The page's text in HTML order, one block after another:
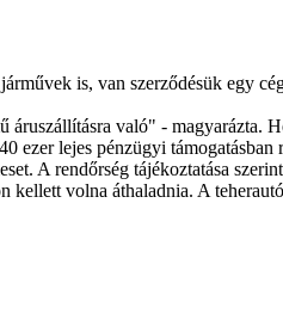
is, van szerződésük egy
való" - magyarázta.
ezer lejes pénzügyi támogatásban
A rendőrség tájékoztatása
volna áthaladnia. A